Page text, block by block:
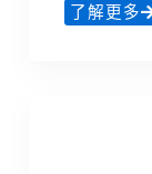
了解更多